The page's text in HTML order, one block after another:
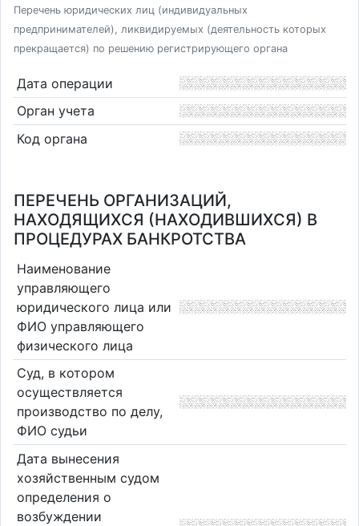
Перечень юридических лиц (индивидуальных
предпринимателей), ликвидируемых (деятельность которых
прекращается) по решению регистрирующего органа
Дата операции
Орган учета
Код органа
ПЕРЕЧЕНЬ ОРГАНИЗАЦИЙ,
НАХОДЯЩИХСЯ (НАХОДИВШИХСЯ) В
ПРОЦЕДУРАХ БАНКРОТСТВА
Наименование
управляющего
юридического лица или
ФИО управляющего
физического лица
Суд, в котором
осуществляется
производство по делу,
ФИО судьи
Дата вынесения
хозяйственным судом
определения о
возбуждении